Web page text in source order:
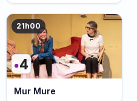
21h00
Mur Mure